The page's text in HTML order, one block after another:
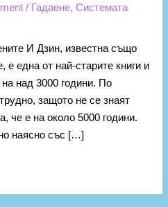
/ Гадаене,Системата
И Дзин, известна също
е една от най-старите книги и
над 3000 години. По
защото не се знаят
че е на около 5000 години.
наясно със […]